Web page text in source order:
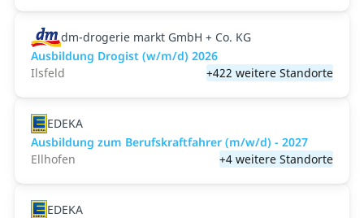
dm-drogerie markt GmbH + Co. KG
Ausbildung Drogist (w/m/d) 2026
Ilsfeld
+422 weitere Standorte
EDEKA
Ausbildung zum Berufskraftfahrer (m/w/d) - 2027
Ellhofen
+4 weitere Standorte
EDEKA